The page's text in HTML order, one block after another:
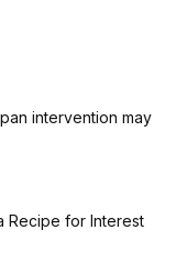
intervention may
Recipe for Interest